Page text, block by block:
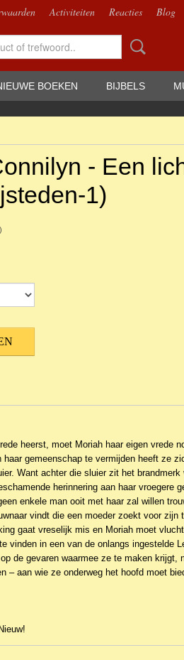
Activiteiten Reacties Blog
BOEKEN BIJBELS
- Een
1)
heerst, moet Moriah haar eigen vrede
haar gemeenschap te vermijden heeft ze
Want achter die sluier zit het brandmerk
herinnering aan haar vroegere
enkele man ooit met haar zal willen
vindt die een moeder zoekt voor zijn
gaat vreselijk mis en Moriah moet
vinden in een van de onlangs ingestelde
de gevaren waarmee ze te maken krijgt,
– aan wie ze onderweg het hoofd moet